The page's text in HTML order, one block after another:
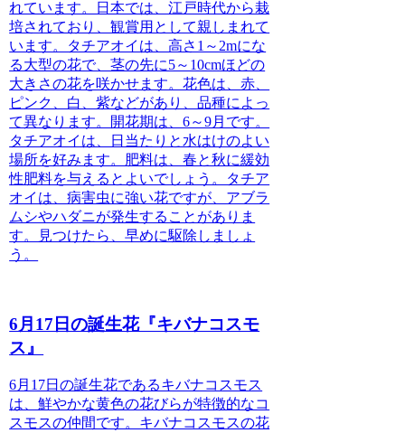
れています。日本では、江戸時代から栽
培されており、観賞用として親しまれて
います。タチアオイは、高さ1～2mにな
る大型の花で、茎の先に5～10cmほどの
大きさの花を咲かせます。花色は、赤、
ピンク、白、紫などがあり、品種によっ
て異なります。開花期は、6～9月です。
タチアオイは、日当たりと水はけのよい
場所を好みます。肥料は、春と秋に緩効
性肥料を与えるとよいでしょう。タチア
オイは、病害虫に強い花ですが、アブラ
ムシやハダニが発生することがありま
す。見つけたら、早めに駆除しましょ
う。
6月17日の誕生花『キバナコスモ
ス』
6月17日の誕生花であるキバナコスモス
は、鮮やかな黄色の花びらが特徴的なコ
スモスの仲間です。キバナコスモスの花